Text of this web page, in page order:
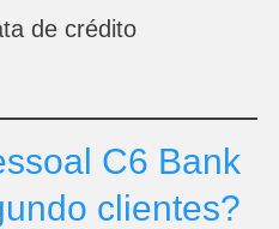
de crédito
C6 Bank
clientes?